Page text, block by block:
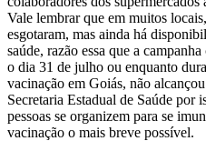
Vale lembrar que em muitos
esgotaram, mas ainda há
saúde, razão essa que a
o dia 31 de julho ou enquanto
vacinação em Goiás, não
Secretaria Estadual de Saúde por
pessoas se organizem para se
vacinação o mais breve possível.